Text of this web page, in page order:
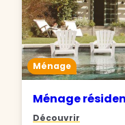
Ménage
Ménage
Découvrir